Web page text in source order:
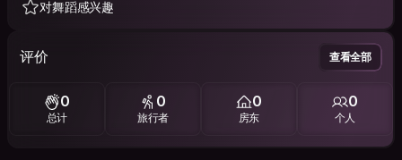
对舞蹈感兴趣
评价 查看全部
0
总计
0
旅行者
0
房东
0
个人